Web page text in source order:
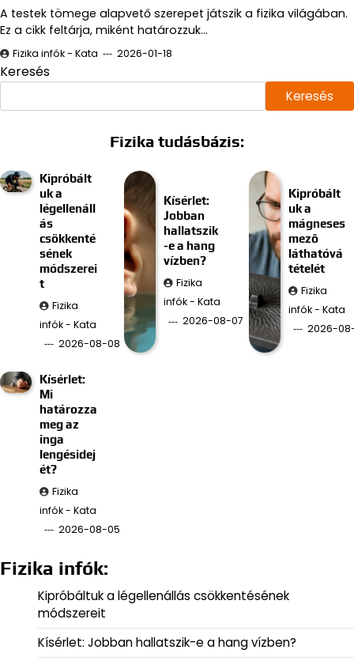
A testek tömege alapvető szerepet játszik a fizika világában.
Ez a cikk feltárja, miként határozzuk…
Fizika infók - Kata 2026-01-18
Keresés
Keresés
Fizika tudásbázis:
Kipróbált
uk a
légellenáll
ás
csökkenté
sének
módszerei
t
Fizika
infók - Kata
2026-08-08
Kísérlet:
Jobban
hallatszik
-e a hang
vízben?
Fizika
infók - Kata
2026-08-07
Kipróbált
uk a
mágneses
mező
láthatóvá
tételét
Fizika
infók - Kata
2026-
Kísérlet:
Mi
határozza
meg az
inga
lengésidej
ét?
Fizika
infók - Kata
2026-08-05
Fizika infók:
Kipróbáltuk a légellenállás csökkentésének
módszereit
Kísérlet: Jobban hallatszik-e a hang vízben?